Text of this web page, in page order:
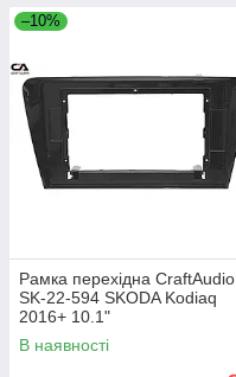
–10%
Рамка перехідна CraftAudio
SK-22-594 SKODA Kodiaq
2016+ 10.1"
В наявності